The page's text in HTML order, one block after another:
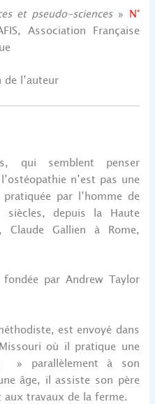
et pseudo-sciences» N°
Association Française
l’auteur
qui semblent penser
n’est pas une
par l’homme de
depuis la Haute
Claude Gallien à Rome,
par Andrew Taylor
est envoyé dans
où il pratique une
» parallèlement à son
âge, il assiste son père
aux travaux de la ferme.